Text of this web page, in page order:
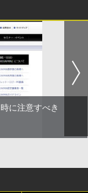
に注意すべき